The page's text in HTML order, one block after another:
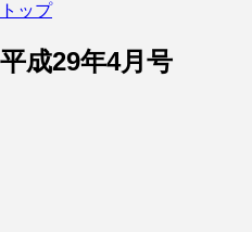
トップ
平成29年4月号